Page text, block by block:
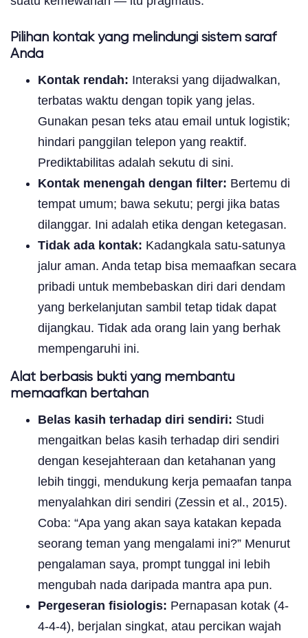
Pilihan kontak yang melindungi sistem saraf
Anda
Kontak rendah: Interaksi yang dijadwalkan,
terbatas waktu dengan topik yang jelas.
Gunakan pesan teks atau email untuk logistik;
hindari panggilan telepon yang reaktif.
Prediktabilitas adalah sekutu di sini.
Kontak menengah dengan filter: Bertemu di
tempat umum; bawa sekutu; pergi jika batas
dilanggar. Ini adalah etika dengan ketegasan.
Tidak ada kontak: Kadangkala satu-satunya
jalur aman. Anda tetap bisa memaafkan secara
pribadi untuk membebaskan diri dari dendam
yang berkelanjutan sambil tetap tidak dapat
dijangkau. Tidak ada orang lain yang berhak
mempengaruhi ini.
Alat berbasis bukti yang membantu
memaafkan bertahan
Belas kasih terhadap diri sendiri: Studi
mengaitkan belas kasih terhadap diri sendiri
dengan kesejahteraan dan ketahanan yang
lebih tinggi, mendukung kerja pemaafan tanpa
menyalahkan diri sendiri (Zessin et al., 2015).
Coba: “Apa yang akan saya katakan kepada
seorang teman yang mengalami ini?” Menurut
pengalaman saya, prompt tunggal ini lebih
mengubah nada daripada mantra apa pun.
Pergeseran fisiologis: Pernapasan kotak (4-
4-4-4), berjalan singkat, atau percikan wajah